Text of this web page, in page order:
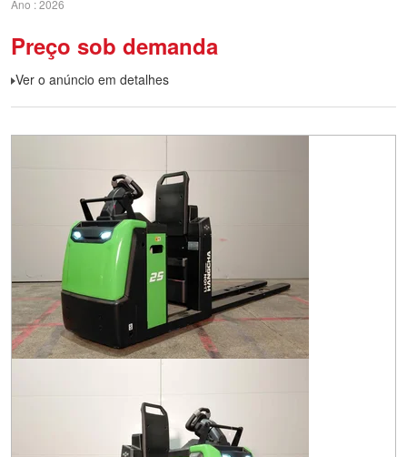
Ano 2026
Preço sob demanda
Ver o anúncio em detalhes